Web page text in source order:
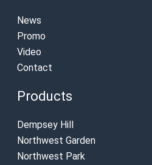
News
Promo
Video
Contact
Products
Dempsey Hill
Northwest Garden
Northwest Park